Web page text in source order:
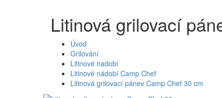
Litinová grilovací
Úvod
Grilování
Litinové nadobí
Litinové nádobí Camp Chef
Litinová grilovací pánev Camp Chef 30 cm